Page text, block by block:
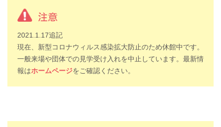
注意
2021.1.17追記
現在、新型コロナウィルス感染拡大防止のため休館中です。
一般来場や団体での見学受け入れを中止しています。最新情
報はホームページをご確認ください。